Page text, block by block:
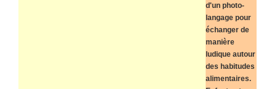
d'un photo-
langage pour
échanger de
manière
ludique autour
des habitudes
alimentaires.